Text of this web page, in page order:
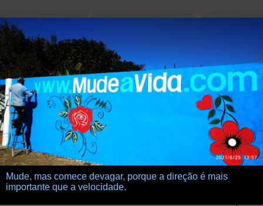
Mude, mas comece devagar, porque a direção é mais
importante que a velocidade.